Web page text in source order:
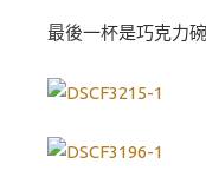
最後一杯是巧克力